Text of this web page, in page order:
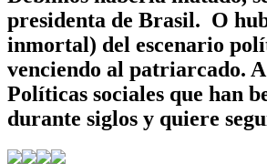
presidenta de Brasil. O
inmortal) del escenario
venciendo al patriarcado.
Políticas sociales que han
durante siglos y quiere